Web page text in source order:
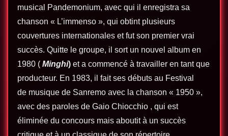
musical Pandemonium, avec qui il enregistra sa
chanson « L’immenso », qui obtint plusieurs
couvertures internationales et fut son premier vrai
succès. Quitte le groupe, il sort un nouvel album en
1980 ( Minghi) et a commencé à travailler en tant que
producteur. En 1983, il fait ses débuts au Festival
de musique de Sanremo avec la chanson « 1950 »,
avec des paroles de Gaio Chiocchio , qui est
éliminée du concours mais aboutit à un succès